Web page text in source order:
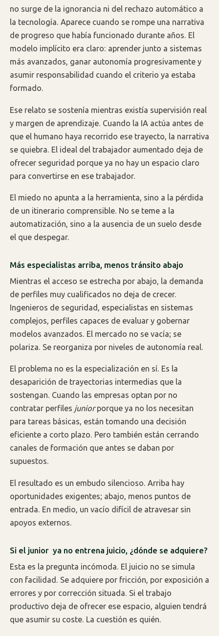
no surge de la ignorancia ni del rechazo automático a
la tecnología. Aparece cuando se rompe una narrativa
de progreso que había funcionado durante años. El
modelo implícito era claro: aprender junto a sistemas
más avanzados, ganar autonomía progresivamente y
asumir responsabilidad cuando el criterio ya estaba
formado.
Ese relato se sostenía mientras existía supervisión real
y margen de aprendizaje. Cuando la IA actúa antes de
que el humano haya recorrido ese trayecto, la narrativa
se quiebra. El ideal del trabajador aumentado deja de
ofrecer seguridad porque ya no hay un espacio claro
para convertirse en ese trabajador.
El miedo no apunta a la herramienta, sino a la pérdida
de un itinerario comprensible. No se teme a la
automatización, sino a la ausencia de un suelo desde
el que despegar.
Más especialistas arriba, menos tránsito abajo
Mientras el acceso se estrecha por abajo, la demanda
de perfiles muy cualificados no deja de crecer.
Ingenieros de seguridad, especialistas en sistemas
complejos, perfiles capaces de evaluar y gobernar
modelos avanzados. El mercado no se vacía; se
polariza. Se reorganiza por niveles de autonomía real.
El problema no es la especialización en sí. Es la
desaparición de trayectorias intermedias que la
sostengan. Cuando las empresas optan por no
contratar perfiles juniorporque ya no los necesitan
para tareas básicas, están tomando una decisión
eficiente a corto plazo. Pero también están cerrando
canales de formación que antes se daban por
supuestos.
El resultado es un embudo silencioso. Arriba hay
oportunidades exigentes; abajo, menos puntos de
entrada. En medio, un vacío difícil de atravesar sin
apoyos externos.
Si el junior ya no entrena juicio, ¿dónde se adquiere?
Esta es la pregunta incómoda. El juicio no se simula
con facilidad. Se adquiere por fricción, por exposición a
errores y por corrección situada. Si el trabajo
productivo deja de ofrecer ese espacio, alguien tendrá
que asumir su coste. La cuestión es quién.